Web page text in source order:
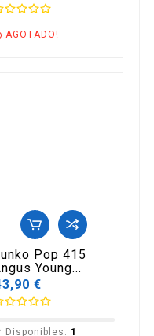
AGOTADO!
Pop 415
Young...
€
Disponibles: 1